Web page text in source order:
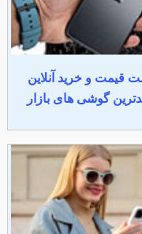
قیمت و خرید آنلاین
گوشی های بازار